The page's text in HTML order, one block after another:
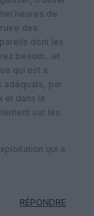
heures de
des
dont les
besoin…et
qui est a
adéquats, par
et dans la
sur les
qui a
RÉPONDRE